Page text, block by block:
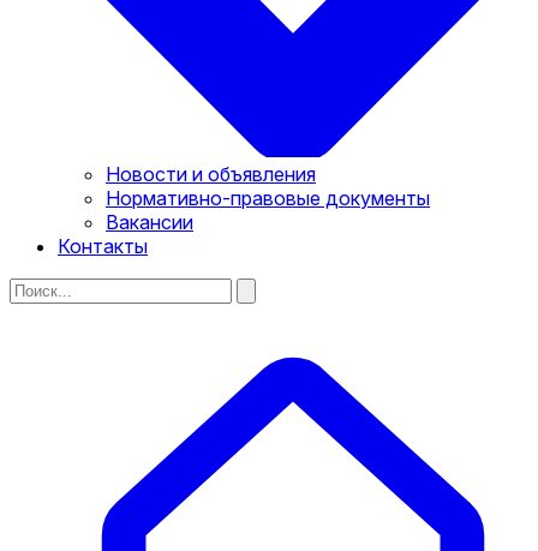
Новости и объявления
Нормативно-правовые документы
Вакансии
Контакты